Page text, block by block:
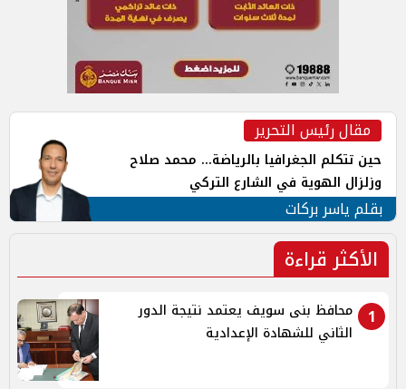
مقال رئيس التحرير
حين تتكلم الجغرافيا بالرياضة... محمد صلاح
وزلزال الهوية في الشارع التركي
بقلم ياسر بركات
الأكثر قراءة
1
محافظ بنى سويف يعتمد نتيجة الدور
الثاني للشهادة الإعدادية